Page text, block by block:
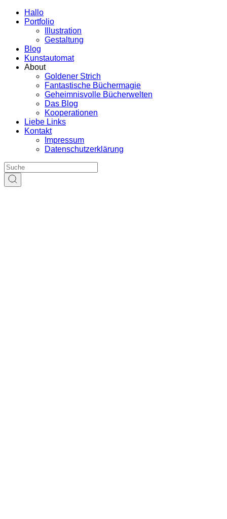
Hallo
Portfolio
Illustration
Gestaltung
Blog
Kunstautomat
About
Goldener Strich
Fantastische Büchermagie
Geheimnisvolle Bücherwelten
Das Blog
Kooperationen
Liebe Links
Kontakt
Impressum
Datenschutzerklärung